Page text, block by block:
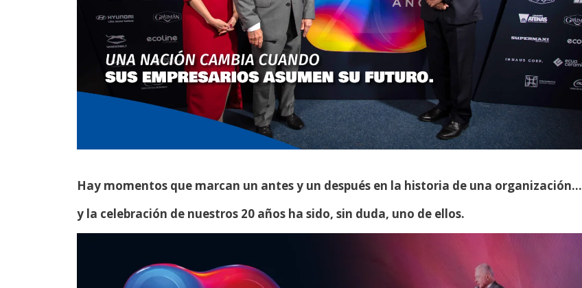
Hay momentos que marcan un antes y un después en la historia de una organización…
y la celebración de nuestros 20 años ha sido, sin duda, uno de ellos.